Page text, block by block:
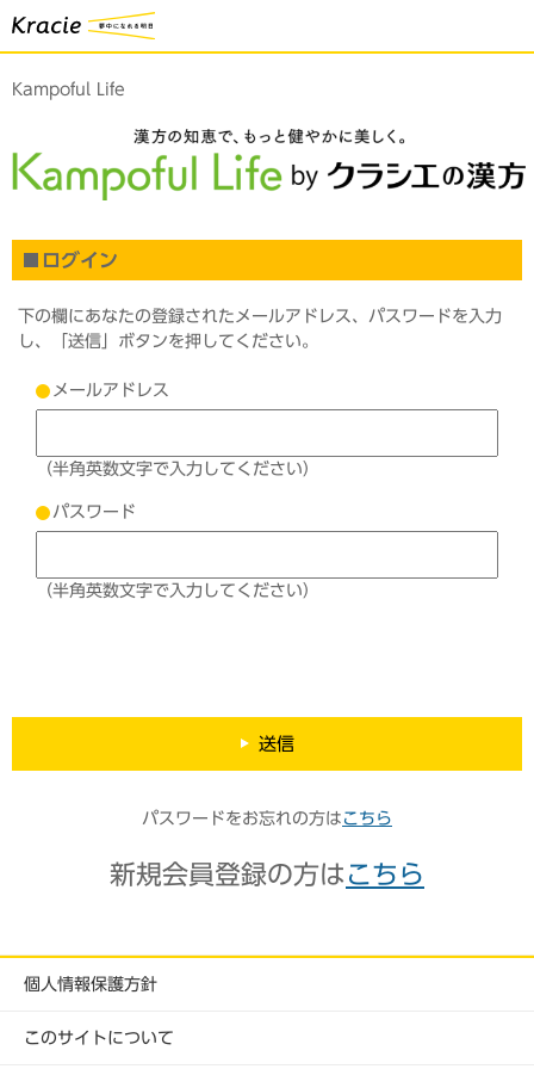
Kampoful Life
ログイン
下の欄にあなたの登録されたメールアドレス、パスワードを入力
し、「送信」ボタンを押してください。
メールアドレス
（半角英数文字で入力してください）
パスワード
（半角英数文字で入力してください）
送信
パスワードをお忘れの方は こちら
新規会員登録の方は こちら
個人情報保護方針
このサイトについて